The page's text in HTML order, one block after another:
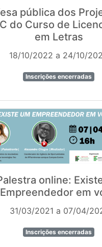
pública dos
do Curso de
em Letras
18/10/2022 a 24/10/
Inscrições encerradas
online:
Empreendedor em
31/03/2021 a 07/04/
Inscrições encerradas